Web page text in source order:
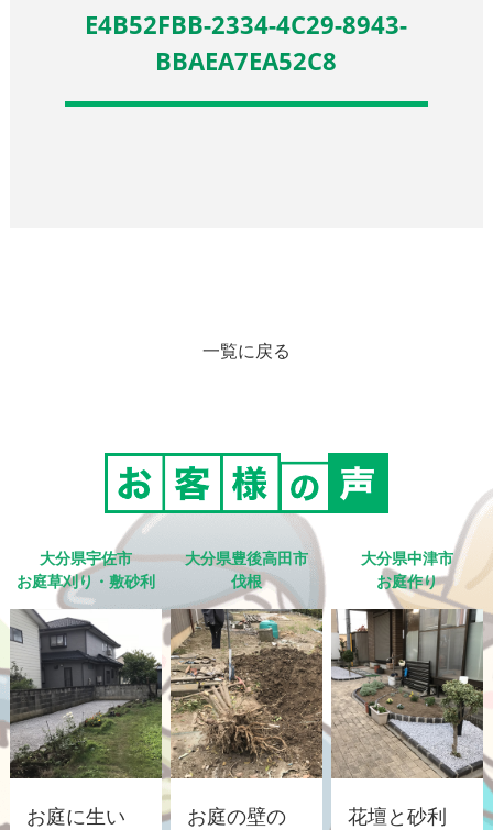
E4B52FBB-2334-4C29-8943-
BBAEA7EA52C8
一覧に戻る
大分県宇佐市
お庭草刈り・敷砂利
お庭に生い
大分県豊後高田市
伐根
お庭の壁の
大分県中津市
お庭作り
花壇と砂利